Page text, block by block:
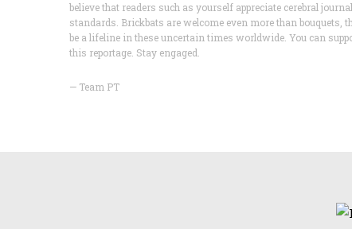
believe that readers such as yourself appreciate cerebral
standards. Brickbats are welcome even more than
be a lifeline in these uncertain times worldwide. You can
this reportage. Stay engaged.
— Team PT